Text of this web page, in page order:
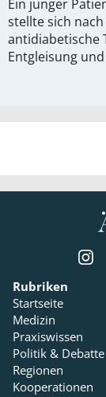
Ein junger
stellte sich
antidiabetische
Entgleisung
Rubriken
Startseite
Medizin
Praxiswissen
Politik & Debatte
Regionen
Kooperationen